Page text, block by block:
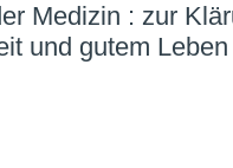
Medizin : zur
und gutem Leben